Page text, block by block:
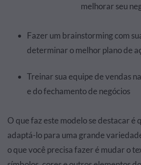
melhorar seu
Fazer um brainstorming com
determinar o melhor plano de
Treinar sua equipe de vendas
e do fechamento de negócios
O que faz este modelo se destacar é
adaptá-lo para uma grande
o que você precisa fazer é mudar o